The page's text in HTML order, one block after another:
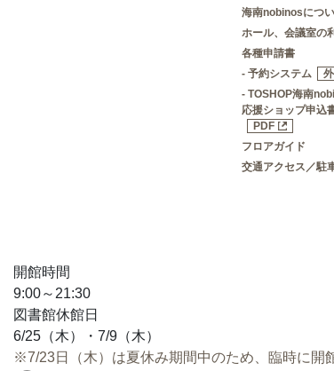
開館時間
9:00～21:30
図書館休館日
6/25（木）・7/9（木）
※7/23日（木）は夏休み期間中のため、臨時に開
海南nobinosにつ
ホール、会議室の
各種申請書
- 予約システム
- TOSHOP海南
応援ショップ申込
PDF
フロアガイド
交通アクセス／駐